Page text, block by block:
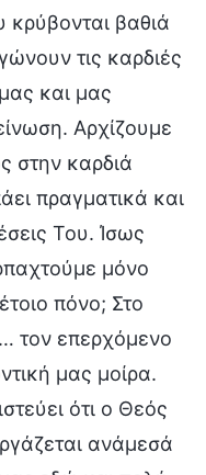
κρύβονται βαθιά
τις καρδιές
και μας
Αρχίζουμε
στην καρδιά
πραγματικά και
Του. Ίσως
μόνο
πόνο; Στο
τον επερχόμενο
μας μοίρα.
ότι ο Θεός
ανάμεσά